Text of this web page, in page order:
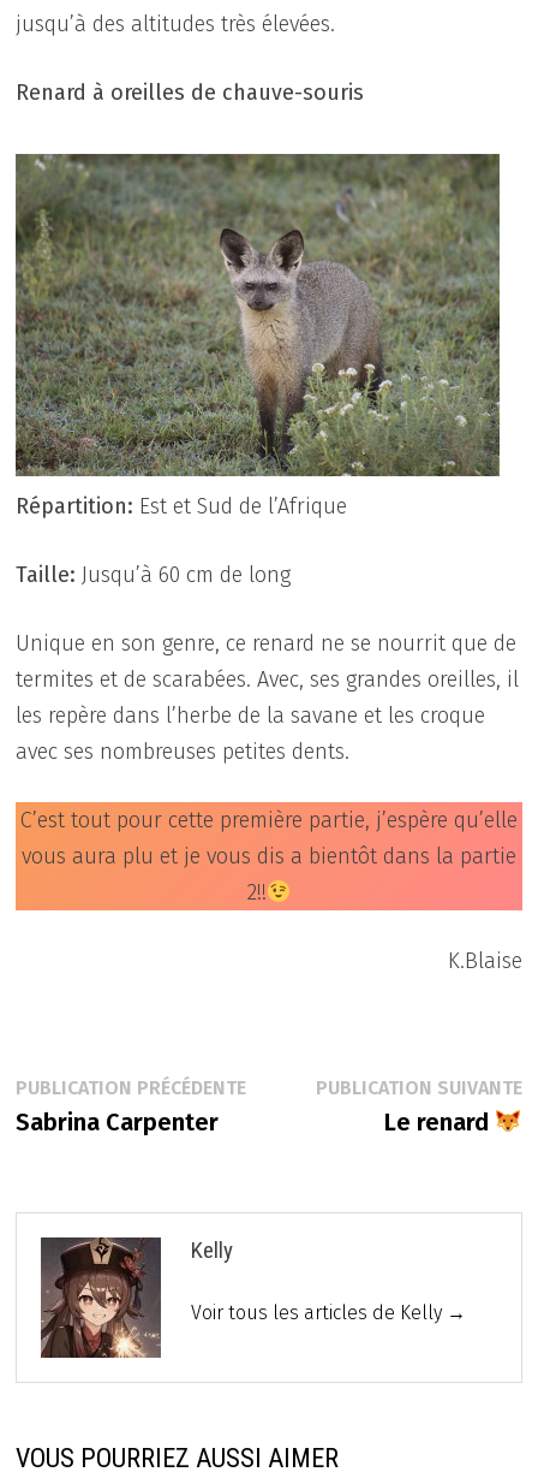
jusqu’à des altitudes très élevées.
Renard à oreilles de chauve-souris
Répartition: Est et Sud de l’Afrique
Taille: Jusqu’à 60 cm de long
Unique en son genre, ce renard ne se nourrit que de
termites et de scarabées. Avec, ses grandes oreilles, il
les repère dans l’herbe de la savane et les croque
avec ses nombreuses petites dents.
C’est tout pour cette première partie, j’espère qu’elle
vous aura plu et je vous dis a bientôt dans la partie
2!!
K.Blaise
Navigation
de
PUBLICATION PRÉCÉDENTEPublication
Sabrina Carpenter
PUBLICATION SUIVANTE
Le renard
Kelly
Voir tous les articles de Kelly →
VOUS POURRIEZ AUSSI AIMER